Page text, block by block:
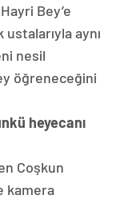
Bey’e
aynı
nesil
öğreneceğini
heyecanı
Coşkun
kamera